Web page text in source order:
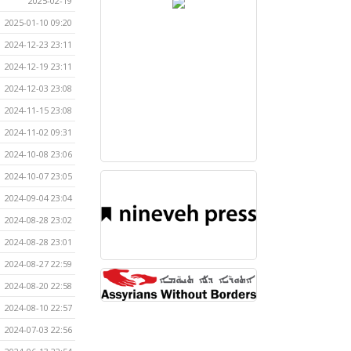
2025-01-10 09:20
2024-12-23 23:11
2024-12-19 23:11
2024-12-03 23:08
2024-11-15 23:08
2024-11-02 09:31
2024-10-08 23:06
2024-10-07 23:05
2024-09-04 23:04
2024-08-28 23:02
2024-08-28 23:01
2024-08-27 22:59
2024-08-20 22:58
2024-08-10 22:57
2024-07-03 22:56